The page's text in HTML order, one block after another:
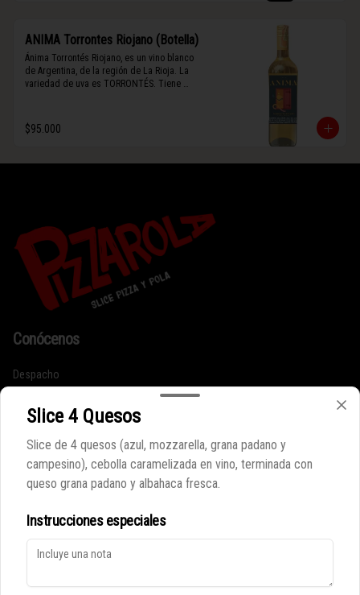
ANIMA Torrontes Riojano (Botella)
Ánima Torrontés Riojano, es un vino blanco
de Argentina, de la región de La Rioja. La
variedad de uva es TORRONTÉS. Tiene
$95.000
Conócenos
Despacho
Política de privacidad
Redes sociales
Instagram
Mi cuenta
Iniciar sesión
Slice 4 Quesos
Slice de 4 quesos (azul, mozzarella, grana padano y
campesino), cebolla caramelizada en vino, terminada con
queso grana padano y albahaca fresca.
Instrucciones especiales